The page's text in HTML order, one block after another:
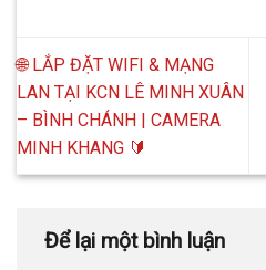
🌐 LẮP ĐẶT WIFI & MẠNG
LAN TẠI KCN LÊ MINH XUÂN
– BÌNH CHÁNH | CAMERA
MINH KHANG 🔰
Để lại một bình luận